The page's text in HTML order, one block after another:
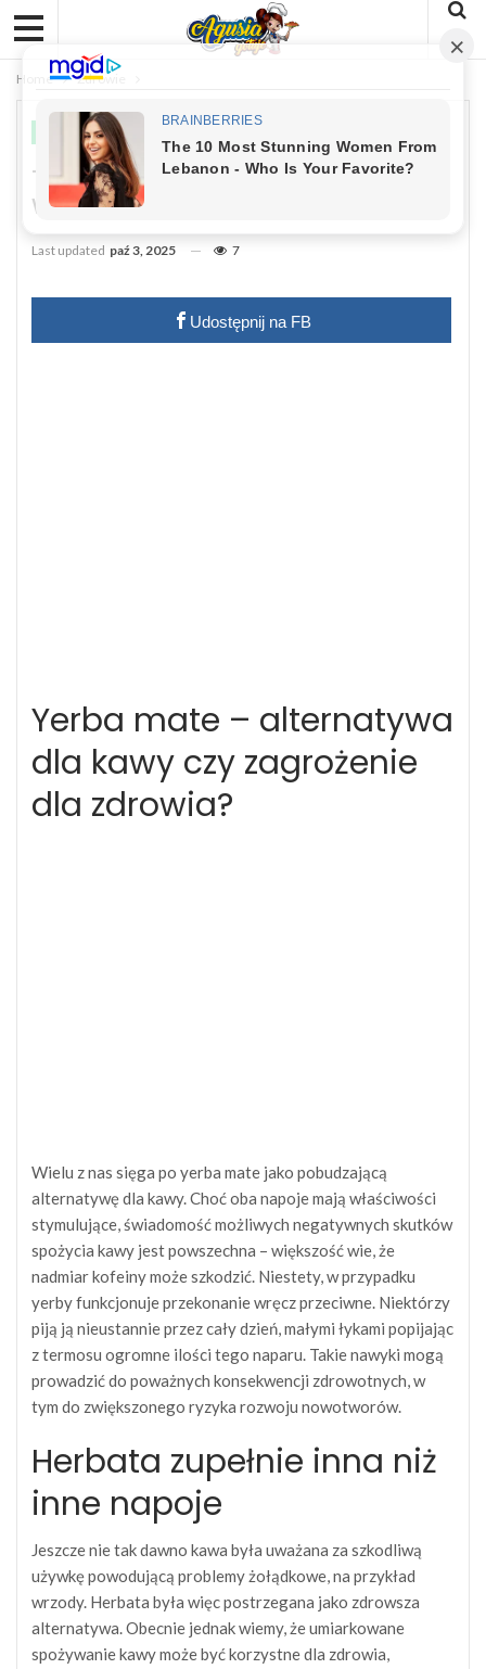
Home Zdrowie
ZDROWIE
Ta Herbata To Nawóz Dla Raka.
Wmawiano Nam, Że Jest Zdrowa
Last updated paź 3, 2025 7
Udostępnij na FB
Yerba mate – alternatywa
dla kawy czy zagrożenie
dla zdrowia?
Wielu z nas sięga po yerba mate jako pobudzającą
alternatywę dla kawy. Choć oba napoje mają właściwości
stymulujące, świadomość możliwych negatywnych skutków
spożycia kawy jest powszechna – większość wie, że
nadmiar kofeiny może szkodzić. Niestety, w przypadku
yerby funkcjonuje przekonanie wręcz przeciwne. Niektórzy
piją ją nieustannie przez cały dzień, małymi łykami popijając
z termosu ogromne ilości tego naparu. Takie nawyki mogą
prowadzić do poważnych konsekwencji zdrowotnych, w
tym do zwiększonego ryzyka rozwoju nowotworów.
Herbata zupełnie inna niż
inne napoje
Jeszcze nie tak dawno kawa była uważana za szkodliwą
używkę powodującą problemy żołądkowe, na przykład
wrzody. Herbata była więc postrzegana jako zdrowsza
alternatywa. Obecnie jednak wiemy, że umiarkowane
spożywanie kawy może być korzystne dla zdrowia,